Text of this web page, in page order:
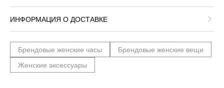
ИНФОРМАЦИЯ О ДОСТАВКЕ
Брендовые женские часы
Брендовые женские вещи
Женские аксессуары